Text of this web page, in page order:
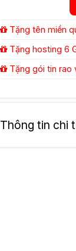
Tặng tên miền
Tặng hosting 6
Tặng gói tin rao
Thông tin chi